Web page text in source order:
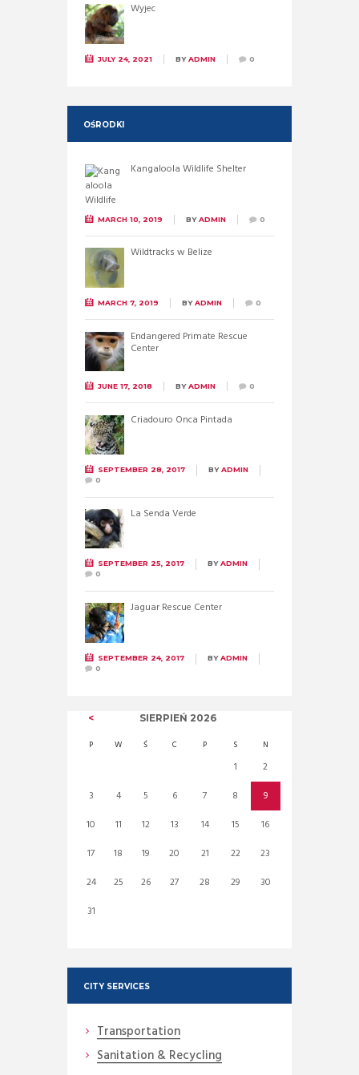
Wyjec
JULY 24, 2021 BYADMIN 0
OŚRODKI
Kangaloola Wildlife Shelter
MARCH 10, 2019 BYADMIN 0
Wildtracks w Belize
MARCH 7, 2019 BYADMIN 0
Endangered Primate Rescue
Center
JUNE 17, 2018 BYADMIN 0
Criadouro Onca Pintada
SEPTEMBER 28, 2017 BYADMIN
0
La Senda Verde
SEPTEMBER 25, 2017 BYADMIN
0
Jaguar Rescue Center
SEPTEMBER 24, 2017 BYADMIN
0
SIERPIEŃ 2026
P W Ś C P S N
1
2
3
4 5 6 7 8
9
10
11 12 13 14 15
16
17
18 19 20 21 22
23
24
25 26 27 28 29
30
31
CITY SERVICES
Transportation
Sanitation & Recycling